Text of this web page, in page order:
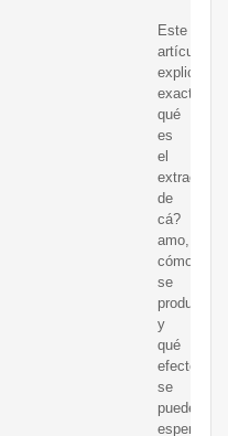
Este
artículo
explica
qué
es
el
extracto
de
cá?
amo,
cómo
se
produce
y
qué
efectos
se
pueden
esperar